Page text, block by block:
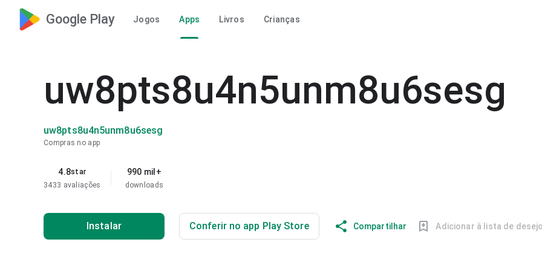
Google Play Jogos Apps Livros Crianças
uw8pts8u4n5unm8u6sesg
uw8pts8u4n5unm8u6sesg
Compras no app
4.8star
3433 avaliações
990 mil+
downloads
Instalar Conferir no app Play Store Compartilhar Adicionar à lista de